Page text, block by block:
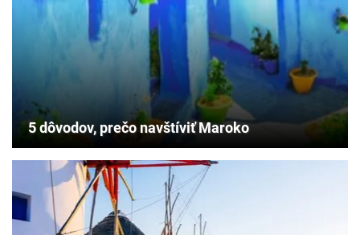
5 dôvodov, prečo navštíviť Maroko